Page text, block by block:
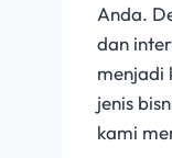
Anda.
dan
menjadi
jenis
kami